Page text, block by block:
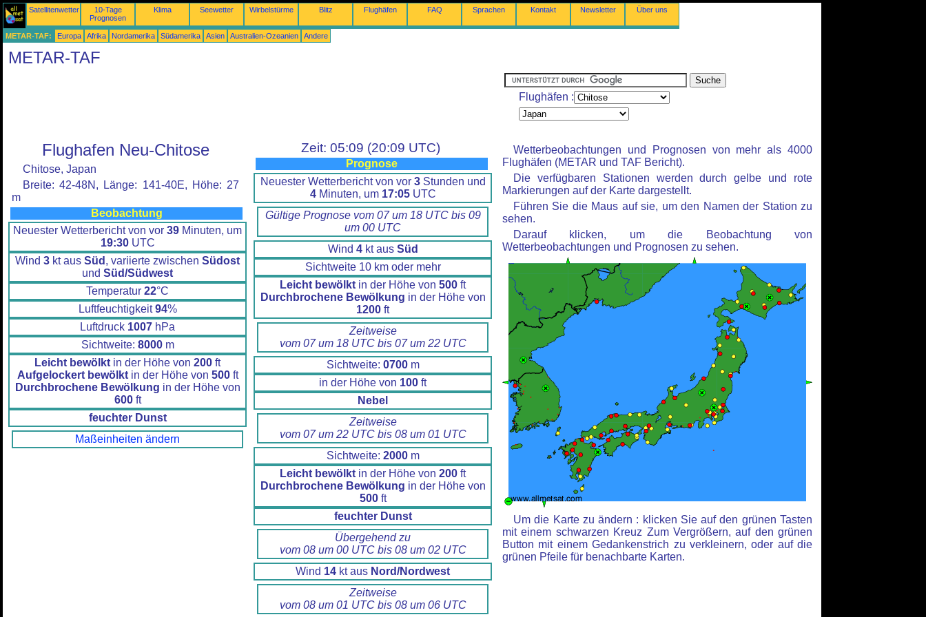
Satellitenwetter
10-Tage
Prognosen
Klima Seewetter Wirbelstürme Blitz Flughäfen FAQ Sprachen Kontakt Newsletter Über uns
METAR-TAF: Europa Afrika Nordamerika Südamerika Asien Australien-Ozeanien Andere
METAR-TAF
Flughäfen :
Flughafen Neu-Chitose
Chitose, Japan
Breite: 42-48N, Länge: 141-40E, Höhe: 27
m
Beobachtung
Neuester Wetterbericht von vor 39 Minuten, um
19:30UTC
Wind 3 kt aus Süd , variierte zwischen Südost
und Süd/Südwest
Temperatur 22°C
Luftfeuchtigkeit94%
Luftdruck 1007 hPa
Sichtweite: 8000m
Leicht bewölkt in der Höhe von 200 ft
Aufgelockert bewölktin der Höhe von 500ft
Durchbrochene Bewölkung in der Höhe von
600ft
feuchter Dunst
Maßeinheiten ändern
Zeit: 05:09 (20:09 UTC)
Prognose
Neuester Wetterbericht von vor 3Stunden und
4Minuten, um 17:05UTC
Gültige Prognose vom 07 um 18 UTC bis 09
um 00 UTC
Wind 4kt aus Süd
Sichtweite 10 km oder mehr
Leicht bewölkt in der Höhe von 500 ft
Durchbrochene Bewölkung in der Höhe von
1200 ft
Zeitweise
vom 07 um 18 UTC bis 07 um 22 UTC
Sichtweite: 0700m
in der Höhe von 100 ft
Nebel
Zeitweise
vom 07 um 22 UTC bis 08 um 01 UTC
Sichtweite: 2000m
Leicht bewölkt in der Höhe von 200 ft
Durchbrochene Bewölkung in der Höhe von
500ft
feuchter Dunst
Übergehend zu
vom 08 um 00 UTC bis 08 um 02 UTC
Wind 14 kt aus Nord/Nordwest
Zeitweise
vom 08 um 01 UTC bis 08 um 06 UTC
Wetterbeobachtungen und Prognosen von mehr als 4000
Flughäfen (METAR und TAF Bericht).
Die verfügbaren Stationen werden durch gelbe und rote
Markierungen auf der Karte dargestellt.
Führen Sie die Maus auf sie, um den Namen der Station zu
sehen.
Darauf klicken, um die Beobachtung von
Wetterbeobachtungen und Prognosen zu sehen.
Um die Karte zu ändern : klicken Sie auf den grünen Tasten
mit einem schwarzen Kreuz Zum Vergrößern, auf den grünen
Button mit einem Gedankenstrich zu verkleinern, oder auf die
grünen Pfeile für benachbarte Karten.